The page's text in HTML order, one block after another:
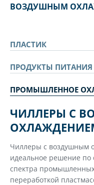
ВОЗДУШНЫМ
ПЛАСТИК
ПРОДУКТЫ ПИТАНИЯ
ПРОМЫШЛЕННОЕ
ЧИЛЛЕРЫ С
Чиллеры с воздушным
идеальное решение
спектра
переработкой